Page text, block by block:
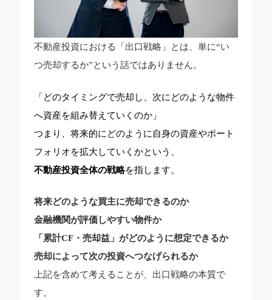
不動産投資における「出口戦略」とは、単に“い
つ売却するか”という話ではありません。
「どのタイミングで売却し、次にどのような物件
へ資産を組み替えていくのか」
つまり、将来的にどのように自身の資産やポート
フォリオを拡大していくかという、
不動産投資全体の戦略を指します。
将来どのような買主に売却できるのか
金融機関が評価しやすい物件か
「累計CF・売却益」がどのように想定できるか
売却によって次の投資へつなげられるか
上記を含めて考えることが、出口戦略の本質で
す。